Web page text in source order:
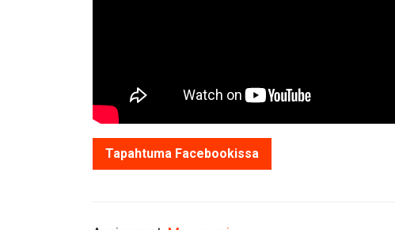
Tapahtuma Facebookissa